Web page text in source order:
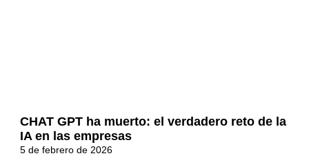
CHAT GPT ha muerto: el verdadero reto de la
IA en las empresas
5 de febrero de 2026